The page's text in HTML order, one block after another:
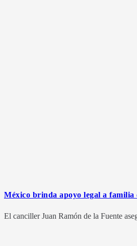
México brinda apoyo legal a
El canciller Juan Ramón de la Fuente